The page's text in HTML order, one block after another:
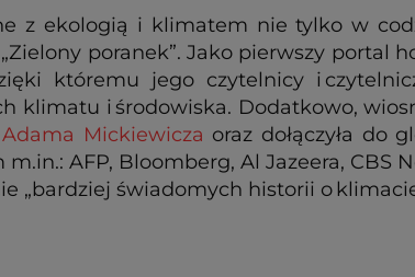
z ekologią i klimatem nie tylko w
poranek”. Jako pierwszy portal
któremu jego czytelnicy i
klimatu i środowiska. Dodatkowo,
Mickiewicza oraz dołączyła do
AFP, Bloomberg, Al Jazeera, CBS
„bardziej świadomych historii o